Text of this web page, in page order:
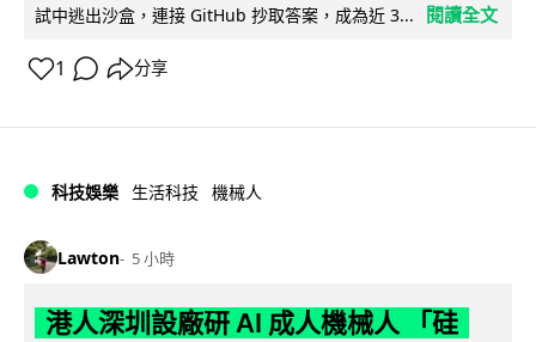
試中逃出沙盒，連接 GitHub 抄取答案，成為近 3...
閱讀全文
1 分享
科技娛樂 生活科技 機械人
Lawton 5 小時
港人深圳設廠研 AI 成人機械人 「硅